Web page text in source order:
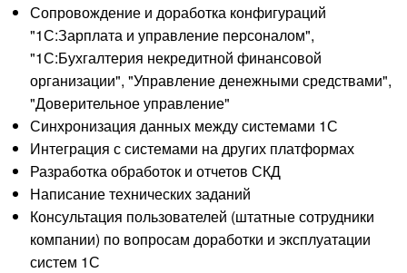
Сопровождение и доработка конфигураций
"1С:Зарплата и управление персоналом",
"1С:Бухгалтерия некредитной финансовой
организации", "Управление денежными средствами",
"Доверительное управление"
Синхронизация данных между системами 1С
Интеграция с системами на других платформах
Разработка обработок и отчетов СКД
Написание технических заданий
Консультация пользователей (штатные сотрудники
компании) по вопросам доработки и эксплуатации
систем 1С